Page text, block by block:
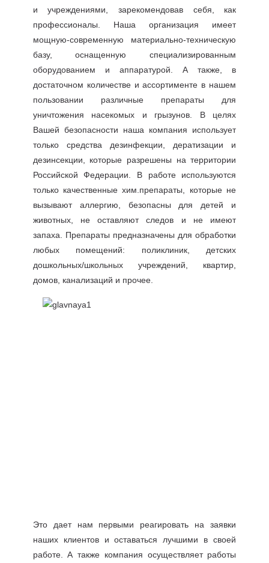
и учреждениями, зарекомендовав себя, как
профессионалы. Наша организация имеет
мощную-современную материально-техническую
базу, оснащенную специализированным
оборудованием и аппаратурой. А также, в
достаточном количестве и ассортименте в нашем
пользовании различные препараты для
уничтожения насекомых и грызунов. В целях
Вашей безопасности наша компания использует
только средства дезинфекции, дератизации и
дезинсекции, которые разрешены на территории
Российской Федерации. В работе используются
только качественные хим.препараты, которые не
вызывают аллергию, безопасны для детей и
животных, не оставляют следов и не имеют
запаха. Препараты предназначены для обработки
любых помещений: поликлиник, детских
дошкольных/школьных учреждений, квартир,
домов, канализаций и прочее.
Это дает нам первыми реагировать на заявки
наших клиентов и оставаться лучшими в своей
работе. А также компания осуществляет работы